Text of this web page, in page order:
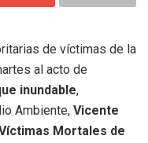
de víctimas de la
al acto de
inundable,
Ambiente, Vicente
Mortales de